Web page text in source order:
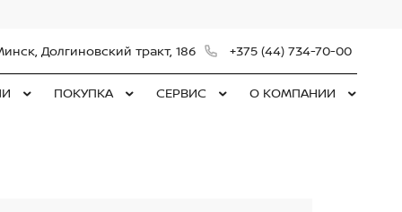
Долгиновский тракт, 186 +375 (44) 734-70-00
ПОКУПКА СЕРВИС О КОМПАНИИ